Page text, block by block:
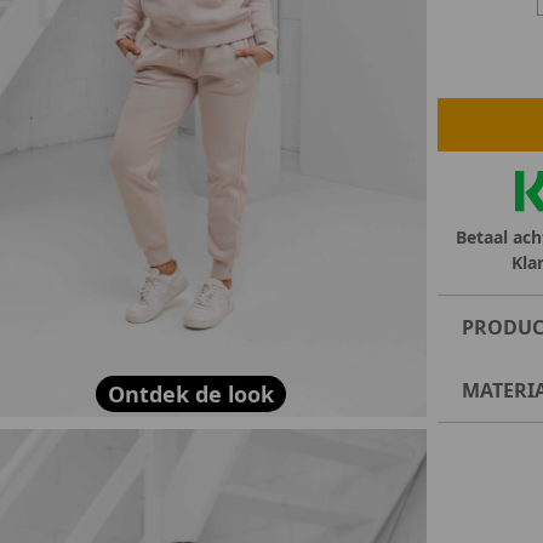
MID SEASON-SALE DAMES
Ontdek de look
Betaal